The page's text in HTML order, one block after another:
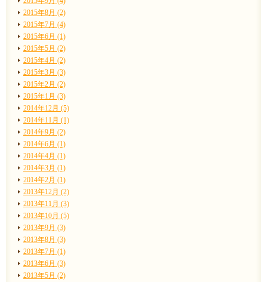
2015年8月 (2)
2015年7月 (4)
2015年6月 (1)
2015年5月 (2)
2015年4月 (2)
2015年3月 (3)
2015年2月 (2)
2015年1月 (3)
2014年12月 (5)
2014年11月 (1)
2014年9月 (2)
2014年6月 (1)
2014年4月 (1)
2014年3月 (1)
2014年2月 (1)
2013年12月 (2)
2013年11月 (3)
2013年10月 (5)
2013年9月 (3)
2013年8月 (3)
2013年7月 (1)
2013年6月 (3)
2013年5月 (2)